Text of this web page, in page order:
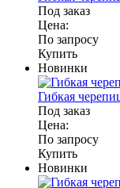
Под заказ
Цена:
По запросу
Купить
Новинки
Гибкая
Под заказ
Цена:
По запросу
Купить
Новинки